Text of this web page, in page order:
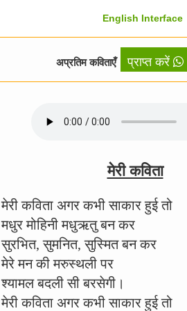
English Interface
अप्रतिम कविताएँ प्राप्त करें
मेरी कविता
मेरी कविता अगर कभी साकार हुई तो
मधुर मोहिनी मधुऋतु बन कर
सुरभित, सुमनित, सुस्मित बन कर
मेरे मन की मरुस्थली पर
श्यामल बदली सी बरसेगी।
मेरी कविता अगर कभी साकार हुई तो